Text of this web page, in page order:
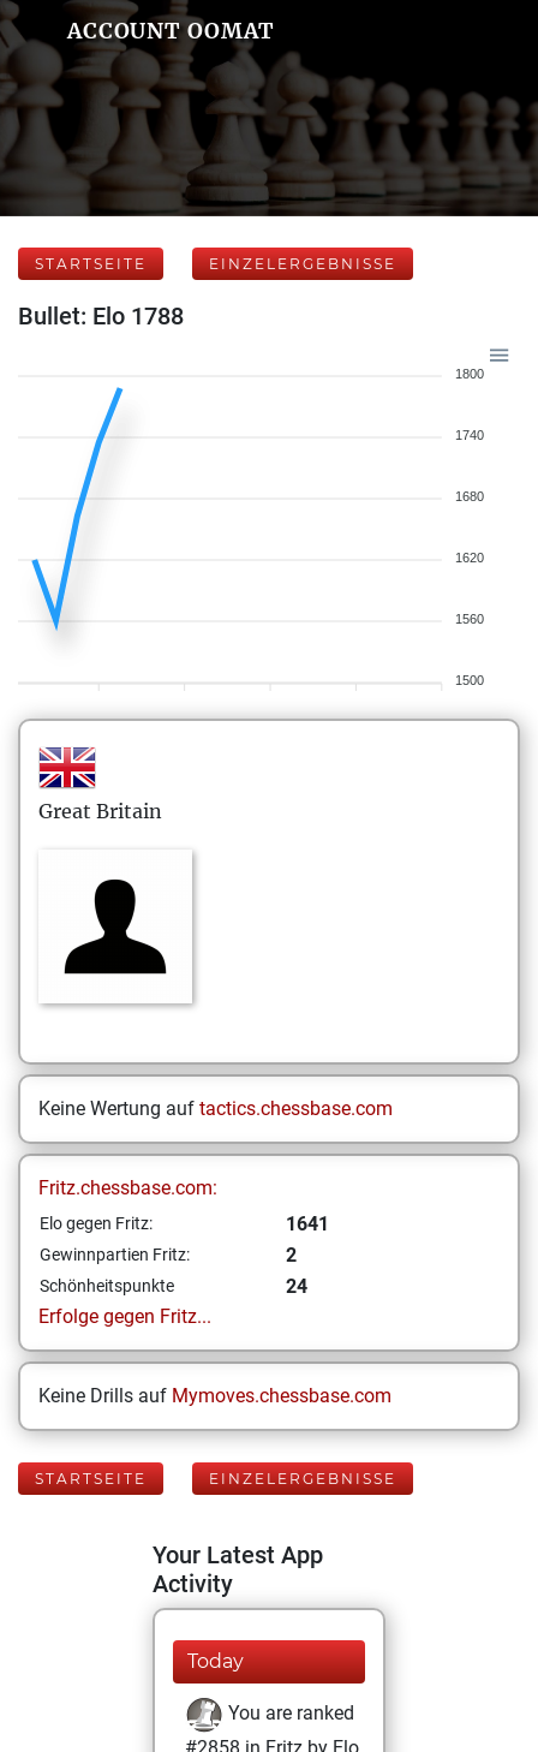
ACCOUNT OOMAT
STARTSEITE EINZELERGEBNISSE
Bullet: Elo 1788
1800
1740
1680
1620
1560
1500
Great Britain
Keine Wertung auf tactics.chessbase.com
Fritz.chessbase.com:
Elo gegen Fritz: 1641
Gewinnpartien Fritz: 2
Schönheitspunkte
24
Erfolge gegen Fritz...
Keine Drills auf Mymoves.chessbase.com
STARTSEITE EINZELERGEBNISSE
Your Latest App
Activity
Today
You are ranked